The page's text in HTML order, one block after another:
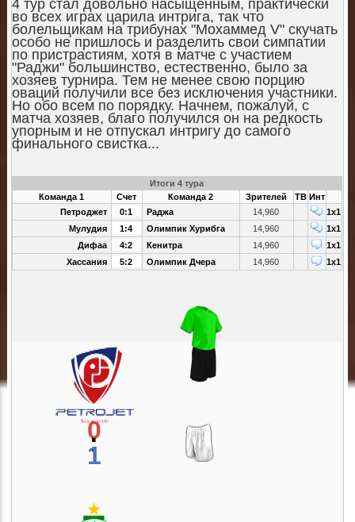
4 тур стал довольно насыщенным, практически
во всех играх царила интрига, так что
болельщикам на трибунах "Мохаммед V" скучать
особо не пришлось и разделить свои симпатии
по пристрастиям, хотя в матче с участием
"Раджи" большинство, естественно, было за
хозяев турнира. Тем не менее свою порцию
оваций получили все без исключения участники.
Но обо всем по порядку. Начнем, пожалуй, с
матча хозяев, благо получился он на редкость
упорным и не отпускал интригу до самого
финального свистка...
Итоги 4 тура
Команда 1
Счет Команда 2 Зрителей ТВ Инт
Петроджет
0:1 Раджа 14,960
1x1
Мулудия
1:4 Олимпик Хурибга 14,960
1x1
Дифаа
4:2 Кенитра 14,960
1x1
Хассания
5:2 Олимпик Дчера 14,960 1x1
0
:
1